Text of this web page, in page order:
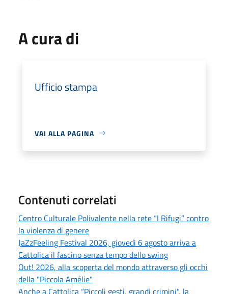
A cura di
Ufficio stampa
VAI ALLA PAGINA
Contenuti correlati
Centro Culturale Polivalente nella rete “I Rifugi” contro
la violenza di genere
JaZzFeeling Festival 2026, giovedì 6 agosto arriva a
Cattolica il fascino senza tempo dello swing
Out! 2026, alla scoperta del mondo attraverso gli occhi
della "Piccola Amélie"
Anche a Cattolica “Piccoli gesti, grandi crimini", la